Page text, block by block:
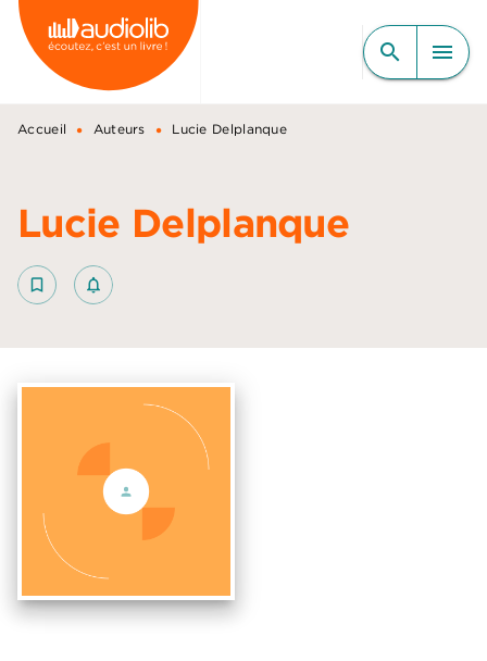
MENU RECHERCHE
CONTENU
PIED DE PAGE
search menu
Accueil • Auteurs • Lucie Delplanque
Lucie Delplanque
bookmark_border notifications_none_outlined